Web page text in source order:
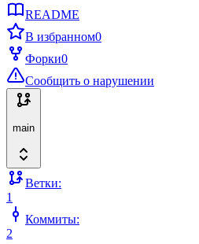
README
В избранном0
Форки0
Сообщить о нарушении
main
Ветки:
1
Коммиты:
2